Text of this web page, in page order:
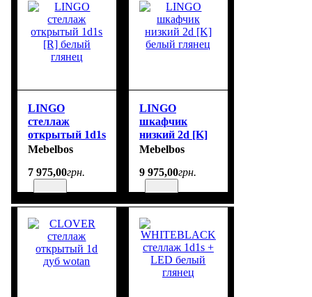
LINGO
стеллаж
открытый 1d1s
[R] белый
Mebelbos
7 975,00грн.
LINGO
шкафчик
низкий 2d [K]
белый глянец
Mebelbos
9 975,00грн.